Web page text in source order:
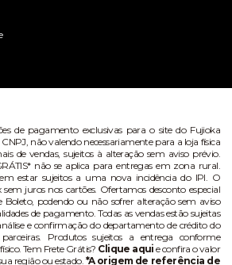
de pagamento exclusivas para o site do Fujioka
não valendo necessariamente para a loja física
de vendas, sujeitos à alteração sem aviso prévio.
não se aplica para entregas em zona rural.
estar sujeitos a uma nova incidência do IPI. O
juros nos cartões. Ofertamos desconto especial
podendo ou não sofrer alteração sem aviso
de pagamento. Todas as vendas estão sujeitas
e confirmação do departamento de crédito do
Produtos sujeitos a entrega conforme
Tem Frete Grátis? Clique aqui e confira o valor
região ou estado. *A origem de referência de